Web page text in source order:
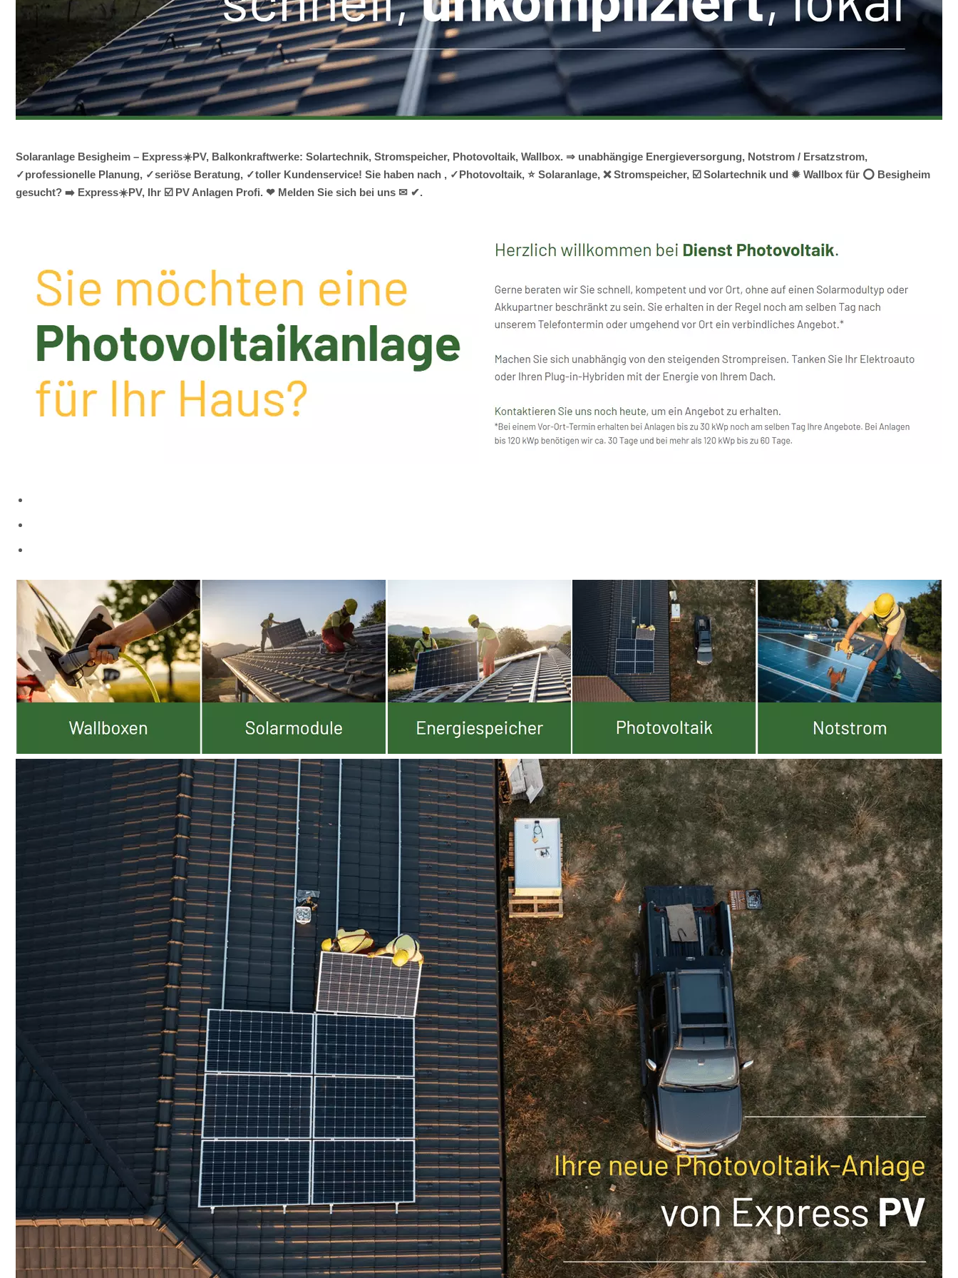
Solaranlage Besigheim – Express☀️PV, Balkonkraftwerke: Solartechnik, Stromspeicher, Photovoltaik, Wallbox. ⇒ unabhängige Energieversorgung, Notstrom / Ersatzstrom,
✓professionelle Planung, ✓seriöse Beratung, ✓toller Kundenservice! Sie haben nach , ✓Photovoltaik, ⭐ Solaranlage, ❌ Stromspeicher, ☑️ Solartechnik und ✹ Wallbox für ⭕ Besigheim
gesucht? ➡️ Express☀️PV️, Ihr ☑️ PV Anlagen Profi. ❤ Melden Sie sich bei uns ✉ ✔.